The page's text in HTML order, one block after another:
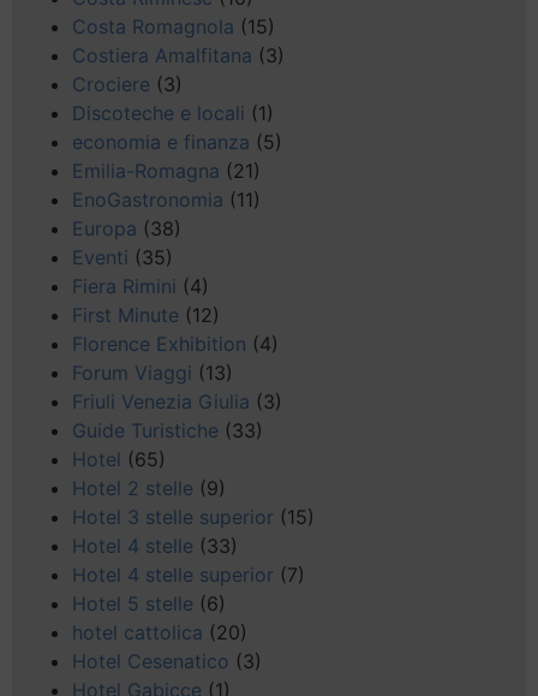
Costa Romagnola (15)
Costiera Amalfitana (3)
Crociere (3)
Discoteche e locali (1)
economia e finanza (5)
Emilia-Romagna (21)
EnoGastronomia (11)
Europa (38)
Eventi (35)
Fiera Rimini (4)
First Minute (12)
Florence Exhibition (4)
Forum Viaggi (13)
Friuli Venezia Giulia (3)
Guide Turistiche (33)
Hotel (65)
Hotel 2 stelle (9)
Hotel 3 stelle superior (15)
Hotel 4 stelle (33)
Hotel 4 stelle superior (7)
Hotel 5 stelle (6)
hotel cattolica (20)
Hotel Cesenatico (3)
Hotel Gabicce (1)